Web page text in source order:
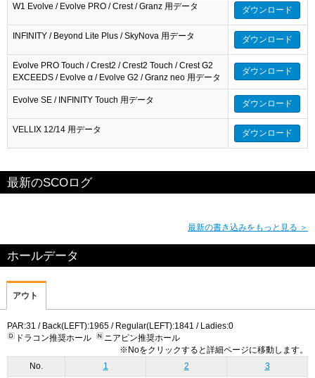
W1 Evolve / Evolve PRO / Crest / Granz 用データ ダウンロード
INFINITY / Beyond Lite Plus / SkyNova 用データ ダウンロード
Evolve PRO Touch / Crest2 / Crest2 Touch / Crest G2
EXCEEDS / Evolve α / Evolve G2 / Granz neo 用データ
ダウンロード
Evolve SE / INFINITY Touch 用データ ダウンロード
VELLIX 12/14 用データ ダウンロード
最新のSCOログ
最新の書き込みをもっと見る ＞
ホールデータ
アウト
PAR:31 / Back(LEFT):1965 / Regular(LEFT):1841 / Ladies:0
ドラコン推奨ホール
ニアピン推奨ホール
※Noをクリックすると詳細ページに移動します。
No.
1 2 3